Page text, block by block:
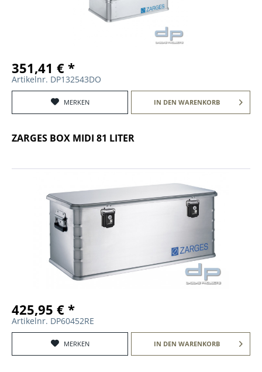
351,41 € *
Artikelnr. DP132543DO
MERKEN IN DEN WARENKORB
ZARGES BOX MIDI 81 LITER
425,95 € *
Artikelnr. DP60452RE
MERKEN IN DEN WARENKORB